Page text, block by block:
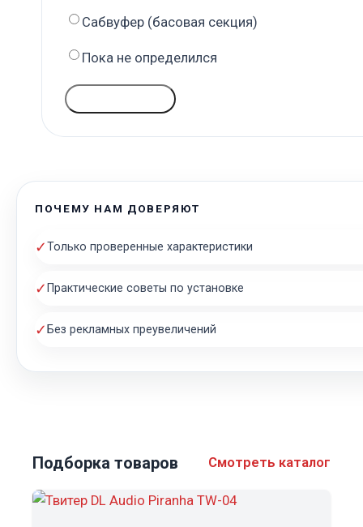
Сабвуфер (басовая секция)
Пока не определился
ПОЧЕМУ НАМ ДОВЕРЯЮТ
✓Только проверенные характеристики
✓ Практические советы по установке
✓ Без рекламных преувеличений
Подборка товаров Смотреть каталог